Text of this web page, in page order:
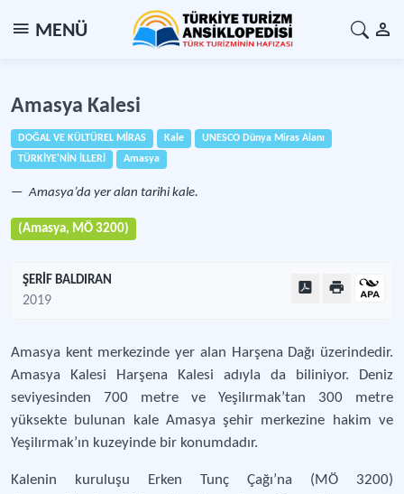
MENÜ
Amasya Kalesi
DOĞAL VE KÜLTÜREL MİRAS Kale
UNESCO Dünya Miras Alanı
TÜRKİYE'NİN İLLERİ
Amasya
Amasya’da yer alan tarihi kale.
(Amasya, MÖ 3200)
ŞERİF BALDIRAN
2019
Amasya kent merkezinde yer alan Harşena Dağı üzerindedir.
Amasya Kalesi Harşena Kalesi adıyla da biliniyor. Deniz
seviyesinden 700 metre ve Yeşilırmak’tan 300 metre
yüksekte bulunan kale Amasya şehir merkezine hakim ve
Yeşilırmak’ın kuzeyinde bir konumdadır.
Kalenin kuruluşu Erken Tunç Çağı’na (MÖ 3200)